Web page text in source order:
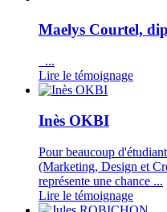
Maelys Courtel,
...
Lire le témoignage
Inès OKBI
Pour beaucoup
(Marketing, Design et
représente une chance ...
Lire le témoignage